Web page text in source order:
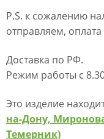
P.S. к сожалению
отправляем,
Доставка по РФ.
Режим работы с
Это изделие
на-Дону,
Темерник)